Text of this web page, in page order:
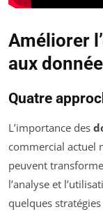
Améliorer
aux
Quatre
L’importance des
commercial actuel
peuvent
l’analyse et
quelques